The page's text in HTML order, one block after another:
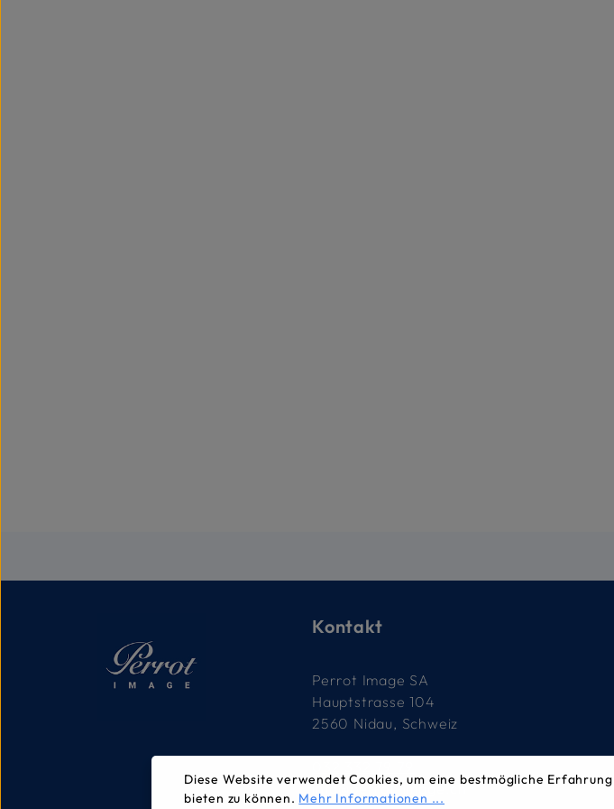
Kontakt
Perrot Image SA
Hauptstrasse 104
2560 Nidau, Schweiz
info@perrot-image.ch
Diese Website verwendet Cookies, um eine bestmögliche Erfahrung
bieten zu können. Mehr Informationen ...